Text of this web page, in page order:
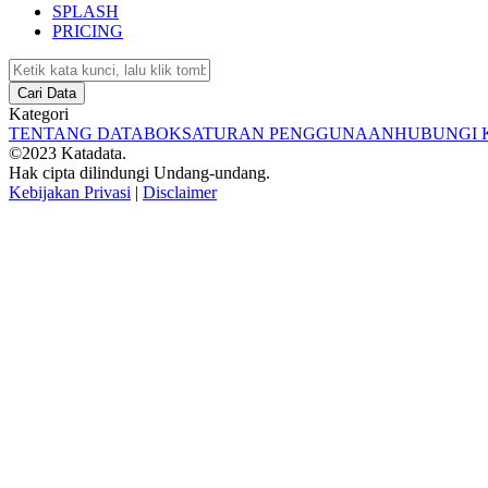
SPLASH
PRICING
Cari Data
Kategori
TENTANG DATABOKSATURAN PENGGUNAANHUBUNGI
©2023 Katadata.
Hak cipta dilindungi Undang-undang.
Kebijakan Privasi | Disclaimer